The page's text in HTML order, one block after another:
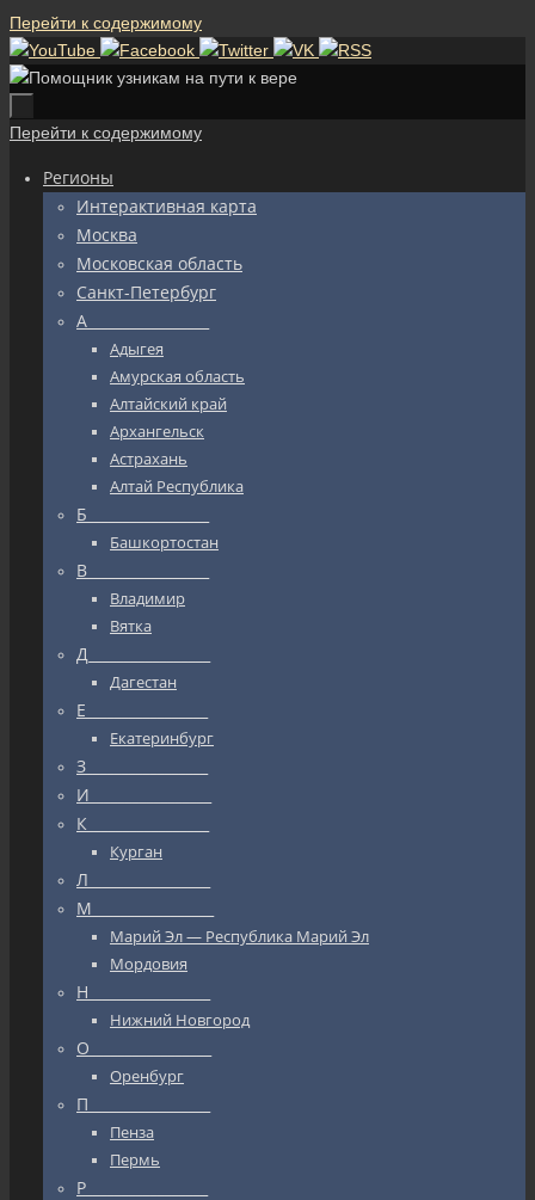
Перейти к содержимому
Перейти к содержимому
Регионы
Интерактивная карта
Москва
Московская область
Санкт-Петербург
А_________________
Адыгея
Амурская область
Алтайский край
Архангельск
Астрахань
Алтай Республика
Б_________________
Башкортостан
В_________________
Владимир
Вятка
Д_________________
Дагестан
Е_________________
Екатеринбург
З_________________
И_________________
К_________________
Курган
Л_________________
М_________________
Марий Эл — Республика Марий Эл
Мордовия
Н_________________
Нижний Новгород
О_________________
Оренбург
П_________________
Пенза
Пермь
Р_________________